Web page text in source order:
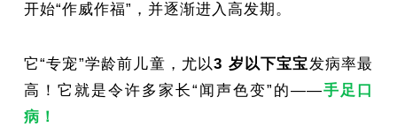
开始“作威作福”，并逐渐进入高发期。
它“专宠”学龄前儿童，尤以3 岁以下宝宝发病率最
高！它就是令许多家长“闻声色变”的——手足口
病！